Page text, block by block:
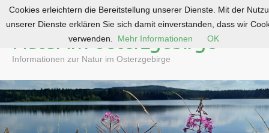
o
o
Natur im Osterzgebirge
Informationen zur Natur im Osterzgebirge
Cookies erleichtern die Bereitstellung unserer Dienste. Mit der
unserer Dienste erklären Sie sich damit einverstanden, dass wir
verwenden.
Mehr Informationen OK